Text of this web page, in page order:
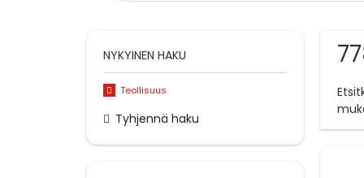
NYKYINEN HAKU
Teollisuus
Tyhjennä haku